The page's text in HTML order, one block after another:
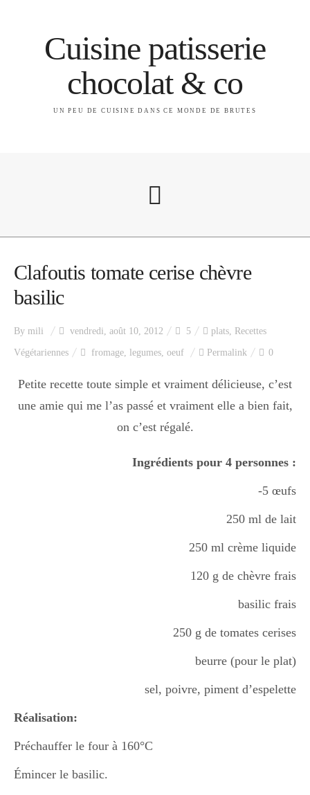
Cuisine patisserie
chocolat & co
UN PEU DE CUISINE DANS CE MONDE DE BRUTES
A propos
Catégories
Apéro
Entrée
Boisson chaudes
Les classiques
Mes amis en cuisine
Clafoutis tomate cerise chèvre
basilic
By mili vendredi, août 10, 2012 5 plats, Recettes
Végétariennes fromage, legumes, oeuf Permalink 0
Petite recette toute simple et vraiment délicieuse, c’est
une amie qui me l’as passé et vraiment elle a bien fait,
on c’est régalé.
Ingrédients pour 4 personnes :
-5 œufs
250 ml de lait
250 ml crème liquide
120 g de chèvre frais
basilic frais
250 g de tomates cerises
beurre (pour le plat)
sel, poivre, piment d’espelette
Réalisation:
Préchauffer le four à 160°C
Émincer le basilic.